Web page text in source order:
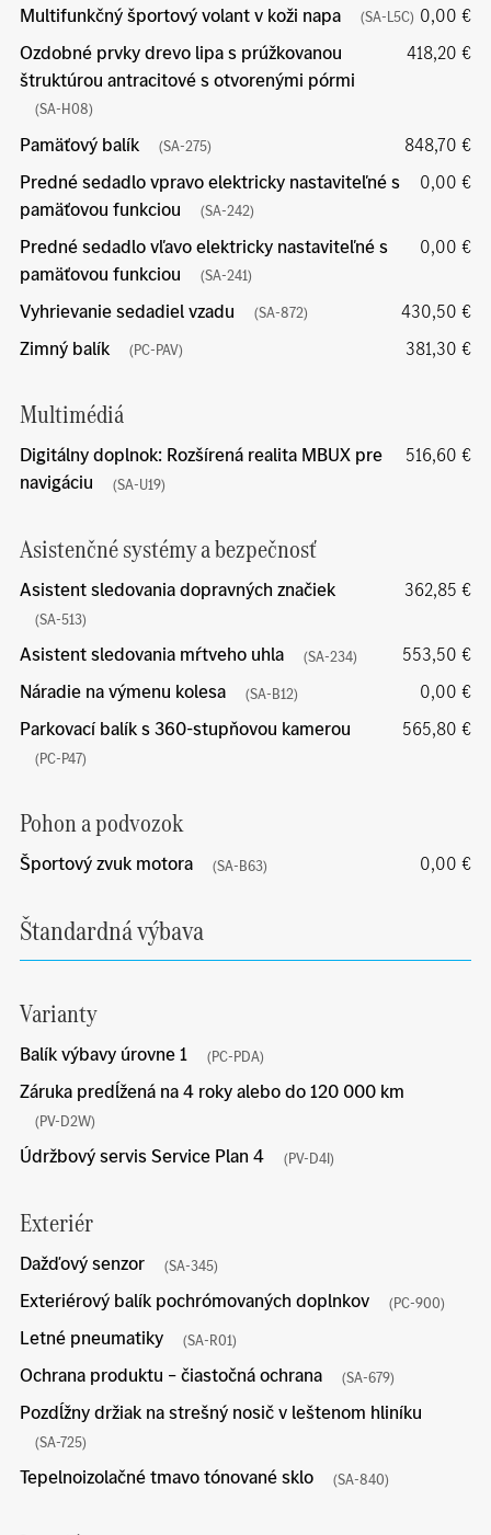
Multifunkčný športový volant v koži napa
(SA-L5C) 0,00 €
Ozdobné prvky drevo lipa s prúžkovanou
štruktúrou antracitové s otvorenými pórmi
(SA-H08)
418,20 €
Pamäťový balík (SA-275)
848,70 €
Predné sedadlo vpravo elektricky nastaviteľné s
pamäťovou funkciou
(SA-242)
0,00 €
Predné sedadlo vľavo elektricky nastaviteľné s
pamäťovou funkciou
(SA-241)
0,00 €
Vyhrievanie sedadiel vzadu (SA-872)
430,50 €
Zimný balík
(PC-PAV) 381,30 €
Multimédiá
Digitálny doplnok: Rozšírená realita MBUX pre
navigáciu
(SA-U19)
516,60 €
Asistenčné systémy a bezpečnosť
Asistent sledovania dopravných značiek
(SA-513)
362,85 €
Asistent sledovania mŕtveho uhla (SA-234)
553,50 €
Náradie na výmenu kolesa
(SA-B12)
0,00 €
Parkovací balík s 360-stupňovou kamerou
(PC-P47)
565,80 €
Pohon a podvozok
Športový zvuk motora (SA-B63) 0,00 €
Štandardná výbava
Varianty
Balík výbavy úrovne 1 (PC-PDA)
Záruka predĺžená na 4 roky alebo do 120 000 km
(PV-D2W)
Údržbový servis Service Plan 4 (PV-D4I)
Exteriér
Dažďový senzor (SA-345)
Exteriérový balík pochrómovaných doplnkov (PC-900)
Letné pneumatiky (SA-R01)
Ochrana produktu – čiastočná ochrana (SA-679)
Pozdĺžny držiak na strešný nosič v leštenom hliníku
(SA-725)
Tepelnoizolačné tmavo tónované sklo (SA-840)